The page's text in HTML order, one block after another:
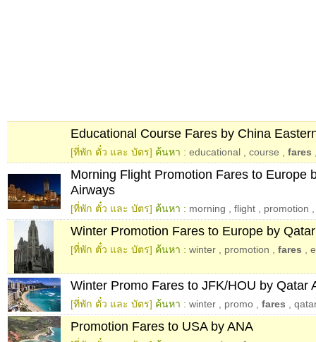
Educational Course Fares by China
[ที่พัก ตั๋ว และ บัตร] ค้นหา : educational course fares
Morning Flight Promotion Fares to Europe
Airways
[ที่พัก ตั๋ว และ บัตร] ค้นหา : morning flight promotion
Winter Promotion Fares to Europe by
[ที่พัก ตั๋ว และ บัตร] ค้นหา : winter promotion fares
Winter Promo Fares to JFK/HOU by Qatar
[ที่พัก ตั๋ว และ บัตร] ค้นหา : winter promo fares
Promotion Fares to USA by ANA